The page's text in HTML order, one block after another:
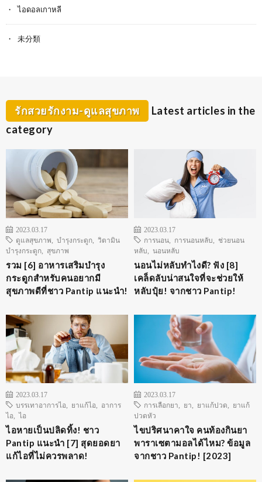
ไอดอลเกาหลี
未分類
รักสวยรักงาม-ดูแลสุขภาพ
Latest articles in the
category
2023.03.17
ดูแลสุขภาพ
บำรุงกระดูก
วิตามิน
บำรุงกระดูก
สุขภาพ
รวม [6] อาหารเสริมบำรุง
กระดูกสำหรับคนอยากมี
สุขภาพดีที่ชาว Pantip แนะนำ!
2023.03.17
การนอน
การนอนหลับ
ช่วยนอน
หลับ
นอนหลับ
นอนไม่หลับทำไงดี? ฟัง [8]
เคล็ดลับน่าสนใจที่จะช่วยให้
หลับปุ๋ย! จากชาว Pantip!
2023.03.17
บรรเทาอาการไอ
ยาแก้ไอ
อาการ
ไอ
ไอ
ไอหายเป็นปลิดทิ้ง! ชาว
Pantip แนะนำ [7] สุดยอดยา
แก้ไอที่ไม่ควรพลาด!
2023.03.17
การเลือกยา
ยา ยาแก้ปวด
ยาแก้
ปวดหัว
ไขปริศนาคาใจ คนท้องกินยา
พาราเซตามอลได้ไหม? ข้อมูล
จากชาว Pantip! [2023]